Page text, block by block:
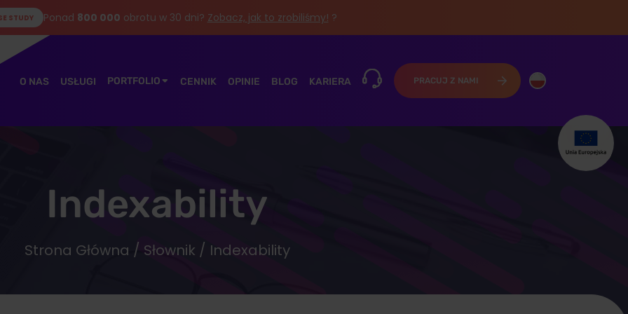
STUDY Ponad 800 000 obrotu w 30 dni? Zobacz, jak to zrobiliśmy! ?
O NAS USŁUGI PORTFOLIO CENNIK OPINIE BLOG KARIERA PRACUJ Z NAMI
Indexability
Strona Główna / Słownik / Indexability